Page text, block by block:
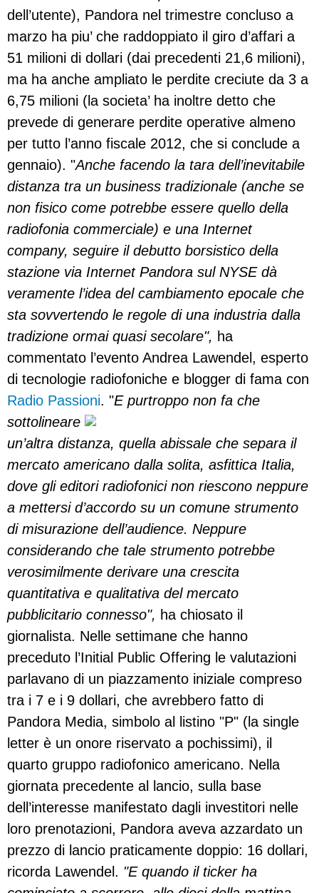
dell’utente), Pandora nel trimestre concluso a
marzo ha piu’ che raddoppiato il giro d’affari a
51 milioni di dollari (dai precedenti 21,6 milioni),
ma ha anche ampliato le perdite creciute da 3 a
6,75 milioni (la societa’ ha inoltre detto che
prevede di generare perdite operative almeno
per tutto l’anno fiscale 2012, che si conclude a
gennaio). "Anche facendo la tara dell’inevitabile
distanza tra un business tradizionale (anche se
non fisico come potrebbe essere quello della
radiofonia commerciale) e una Internet
company, seguire il debutto borsistico della
stazione via Internet Pandora sul NYSE dà
veramente l’idea del cambiamento epocale che
sta sovvertendo le regole di una industria dalla
tradizione ormai quasi secolare", ha
commentato l’evento Andrea Lawendel, esperto
di tecnologie radiofoniche e blogger di fama con
Radio Passioni. "E purtroppo non fa che
sottolineare
un’altra distanza, quella abissale che separa il
mercato americano dalla solita, asfittica Italia,
dove gli editori radiofonici non riescono neppure
a mettersi d’accordo su un comune strumento
di misurazione dell’audience. Neppure
considerando che tale strumento potrebbe
verosimilmente derivare una crescita
quantitativa e qualitativa del mercato
pubblicitario connesso", ha chiosato il
giornalista. Nelle settimane che hanno
preceduto l’Initial Public Offering le valutazioni
parlavano di un piazzamento iniziale compreso
tra i 7 e i 9 dollari, che avrebbero fatto di
Pandora Media, simbolo al listino "P" (la single
letter è un onore riservato a pochissimi), il
quarto gruppo radiofonico americano. Nella
giornata precedente al lancio, sulla base
dell’interesse manifestato dagli investitori nelle
loro prenotazioni, Pandora aveva azzardato un
prezzo di lancio praticamente doppio: 16 dollari,
ricorda Lawendel. "E quando il ticker ha